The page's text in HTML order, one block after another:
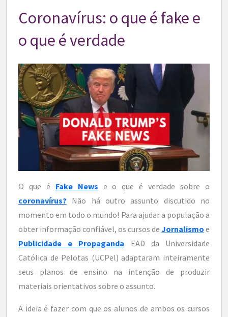
Coronavírus: o que é fake e
o que é verdade
O que é Fake News e o que é verdade sobre o
coronavírus? Não há outro assunto discutido no
momento em todo o mundo! Para ajudar a população a
obter informação confiável, os cursos de Jornalismo e
Publicidade e Propaganda EAD da Universidade
Católica de Pelotas (UCPel) adaptaram inteiramente
seus planos de ensino na intenção de produzir
materiais orientativos sobre o assunto.
A ideia é fazer com que os alunos de ambos os cursos